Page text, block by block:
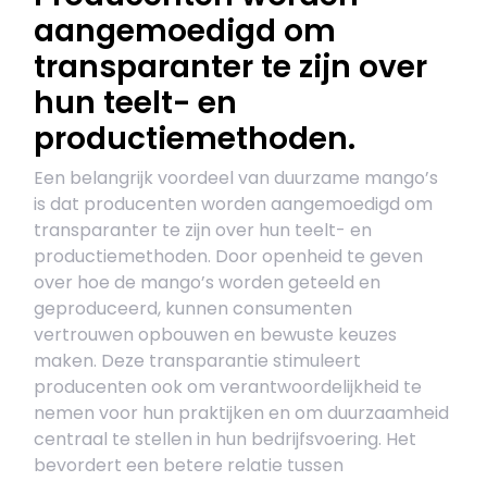
aangemoedigd om
transparanter te zijn over
hun teelt- en
productiemethoden.
Een belangrijk voordeel van duurzame mango’s
is dat producenten worden aangemoedigd om
transparanter te zijn over hun teelt- en
productiemethoden. Door openheid te geven
over hoe de mango’s worden geteeld en
geproduceerd, kunnen consumenten
vertrouwen opbouwen en bewuste keuzes
maken. Deze transparantie stimuleert
producenten ook om verantwoordelijkheid te
nemen voor hun praktijken en om duurzaamheid
centraal te stellen in hun bedrijfsvoering. Het
bevordert een betere relatie tussen